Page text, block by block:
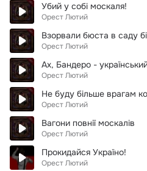
Убий у собі москаля!
Орест Лютий
Взорвали бюста в саду
Орест Лютий
Ах, Бандеро -
Орест Лютий
Не буду більше врагам
Орест Лютий
Вагони повнії москалів
Орест Лютий
Прокидайся Україно!
Орест Лютий